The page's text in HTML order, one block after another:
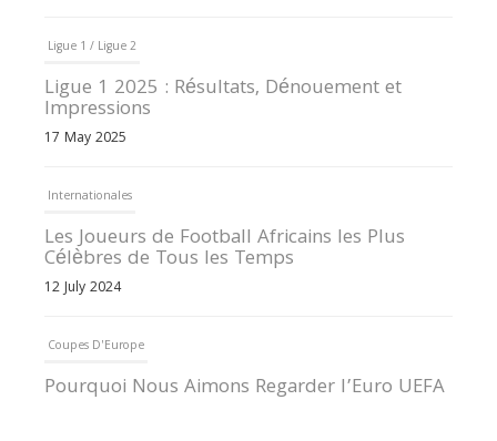
Ligue 1 / Ligue 2
Ligue 1 2025 : Résultats, Dénouement et
Impressions
17 May 2025
Internationales
Les Joueurs de Football Africains les Plus
Célèbres de Tous les Temps
12 July 2024
Coupes D'Europe
Pourquoi Nous Aimons Regarder l’Euro UEFA